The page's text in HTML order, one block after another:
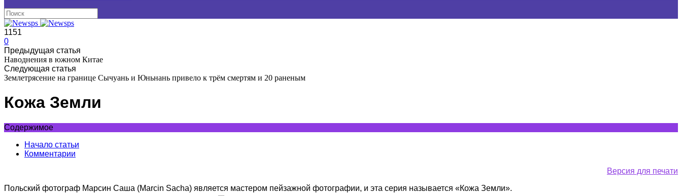
1151
0
Предыдущая статья
Наводнения в южном Китае
Следующая статья
Землетрясение на границе Сычуань и Юньнань привело к трём смертям и 20 раненым
Кожа Земли
Содержимое
Начало статьи
Комментарии
Версия для печати
Польский фотограф Марсин Саша (Marcin Sacha) является мастером пейзажной фотографии, и эта серия называется «Кожа Земли».